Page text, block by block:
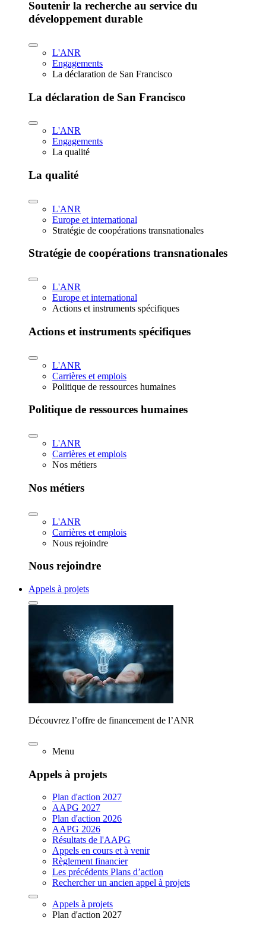
Soutenir la recherche au service du
développement durable
L'ANR
Engagements
La déclaration de San Francisco
La déclaration de San Francisco
L'ANR
Engagements
La qualité
La qualité
L'ANR
Europe et international
Stratégie de coopérations transnationales
Stratégie de coopérations transnationales
L'ANR
Europe et international
Actions et instruments spécifiques
Actions et instruments spécifiques
L'ANR
Carrières et emplois
Politique de ressources humaines
Politique de ressources humaines
L'ANR
Carrières et emplois
Nos métiers
Nos métiers
L'ANR
Carrières et emplois
Nous rejoindre
Nous rejoindre
Appels à projets
Découvrez l’offre de financement de l’ANR
Menu
Appels à projets
Plan d'action 2027
AAPG 2027
Plan d'action 2026
AAPG 2026
Résultats de l'AAPG
Appels en cours et à venir
Règlement financier
Les précédents Plans d’action
Rechercher un ancien appel à projets
Appels à projets
Plan d'action 2027